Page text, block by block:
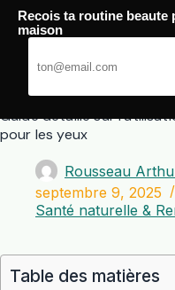
Passer
contenu
Guide détaillé sur
pour les yeux
Rousseau
septembre 9, 2025
Santé naturelle &
Table des matières
Recois ta routine beaute
maison